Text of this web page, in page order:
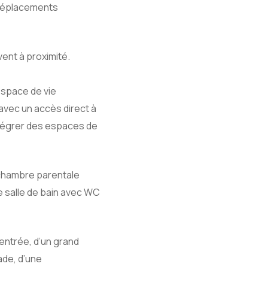
à proximité.
de vie
un accès direct à
des espaces de
parentale
de bain avec WC
d’un grand
d’une